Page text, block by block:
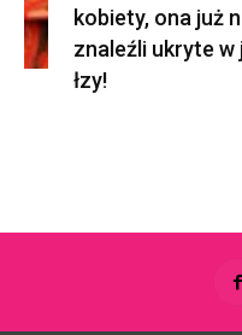
kobiety, ona już
znaleźli ukryte w
łzy!